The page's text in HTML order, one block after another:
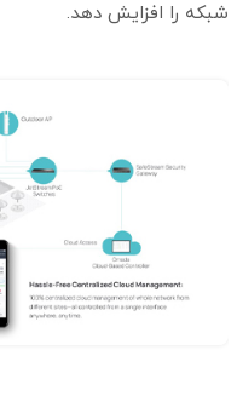
شبکه را افزایش دهد.